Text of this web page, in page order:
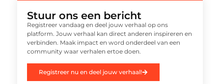
Stuur ons een bericht
Registreer vandaag en deel jouw verhaal op ons
platform. Jouw verhaal kan direct anderen inspireren en
verbinden. Maak impact en word onderdeel van een
community waar verhalen ertoe doen.
Registreer nu en deel jouw verhaal!